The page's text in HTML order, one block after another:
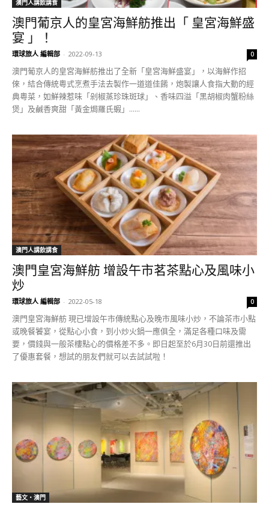
澳門人講飲講食
澳門葡京人的皇宮海鮮舫推出「 皇宮海鮮盛
宴 」！
環球旅人 編輯部 - 2022-09-13 0
澳門葡京人的皇宮海鮮舫推出了全新「皇宮海鮮盛宴」，以海鮮作招
倈，結合傳統粵式烹煮手法去製作一道道佳餚，炮製讓人食指大動的經
典粵菜，如鮮辣惹味「剁椒蒸珍珠斑球」、香味四溢「黑胡椒肉蟹粉絲
煲」及鹹香爽甜「黃金焗羅氏蝦」......
澳門人講飲講食
澳門皇宮海鮮舫 增設午市茗茶點心及風味小
炒
環球旅人 編輯部 - 2022-05-18 0
澳門皇宮海鮮舫 現已增設午市傳統點心及晚市風味小炒，不論茶市小點
或晚餐饕宴，從點心小食，到小炒火鍋一應俱全，滿足各種口味及需
要，價錢與一般茶樓點心的價格差不多。即日起至於6月30日前還推出
了優惠套餐，想試的朋友們就可以去試試啦！
藝文‧澳門